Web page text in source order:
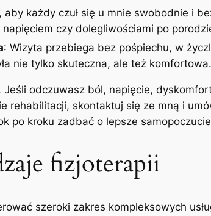
aby każdy czuł się u mnie swobodnie i
czy dolegliwościami po
: Wizyta przebiega bez pośpiechu, w
nie tylko skuteczna, ale też komfortowa.
Jeśli odczuwasz ból, napięcie,
rehabilitacji, skontaktuj się ze mną i
po kroku zadbać o lepsze
fizjoterapii
szeroki zakres kompleksowych